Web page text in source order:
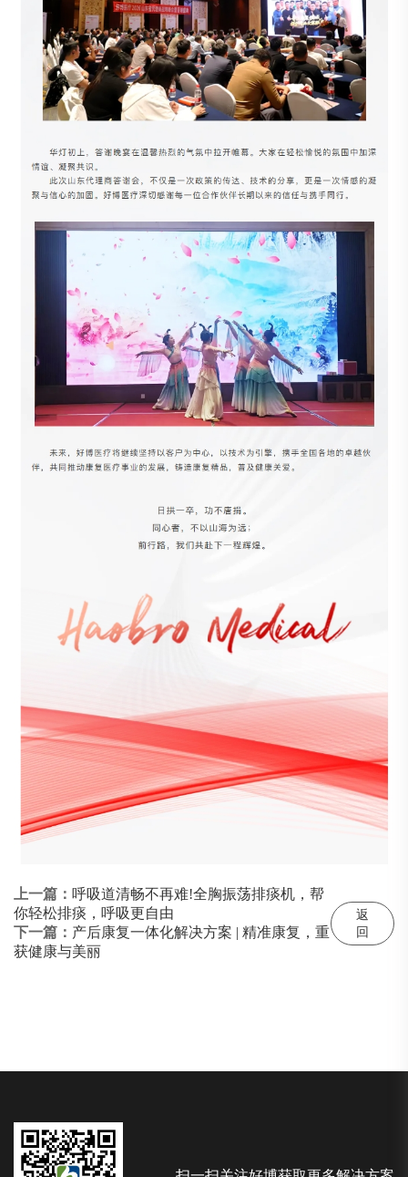
上一篇：呼吸道清畅不再难!全胸振荡排痰机，帮
你轻松排痰，呼吸更自由
下一篇： 产后康复一体化解决方案 | 精准康复，重
获健康与美丽
返
回